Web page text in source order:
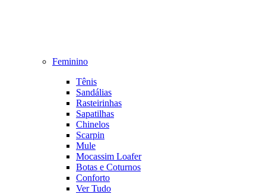
Feminino
Tênis
Sandálias
Rasteirinhas
Sapatilhas
Chinelos
Scarpin
Mule
Mocassim Loafer
Botas e Coturnos
Conforto
Ver Tudo